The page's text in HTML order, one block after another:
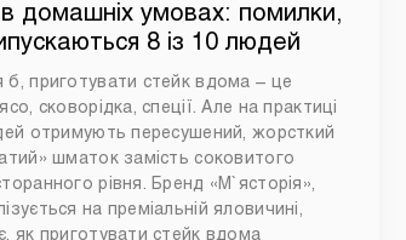
домашніх умовах: помилки,
8 із 10 людей
б, приготувати стейк вдома – це
сковорідка, спеції. Але на практиці
отримують пересушений, жорсткий
шматок замість соковитого
рівня. Бренд «М`ясторія»,
на преміальній яловичині,
як приготувати стейк вдома